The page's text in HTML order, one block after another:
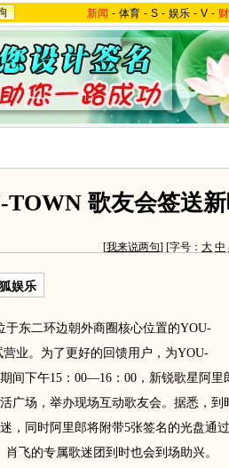
新闻 - 体育 - S - 娱乐 - V -
歌友会签送
[我来说两句] [字号： 大 中
娱乐
东二环边朝外商圈核心位置的YOU-
业。为了更好的回馈用户，为YOU-
间下午15：00—16：00，新锐歌星阿里
广场，举办现场互动歌友会。据悉，到
，同时阿里郎将附带5张签名的光盘通
飞的专属歌迷团到时也会到场助兴。